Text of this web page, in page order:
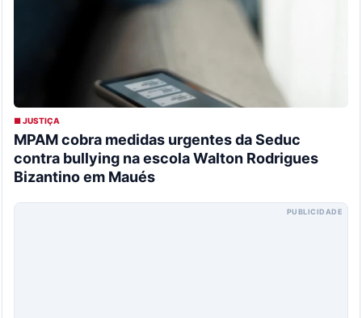
■ JUSTIÇA
MPAM cobra medidas urgentes da Seduc
contra bullying na escola Walton Rodrigues
Bizantino em Maués
PUBLICIDADE